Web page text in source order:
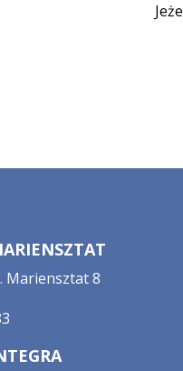
Mariensztat 8